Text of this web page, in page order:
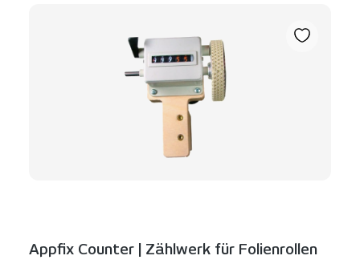
Appfix Counter | Zählwerk für Folienrollen